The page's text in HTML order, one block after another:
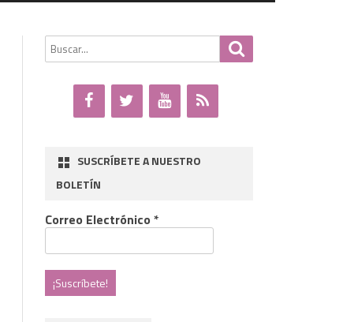
Buscar
por:
SUSCRÍBETE A NUESTRO
BOLETÍN
Correo Electrónico *